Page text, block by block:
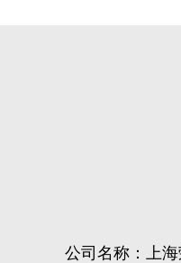
公司名称：上